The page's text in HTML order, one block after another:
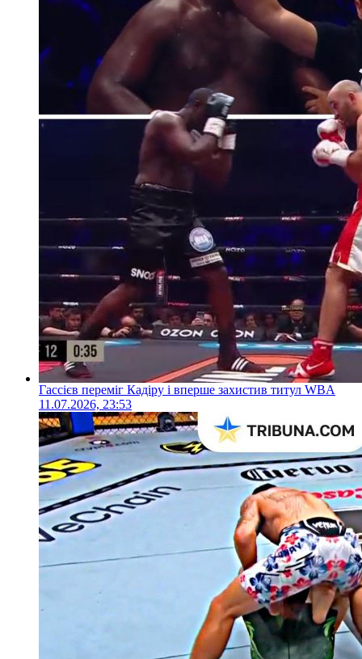
Гассієв переміг Кадіру і вперше захистив титул WBA
11.07.2026, 23:53